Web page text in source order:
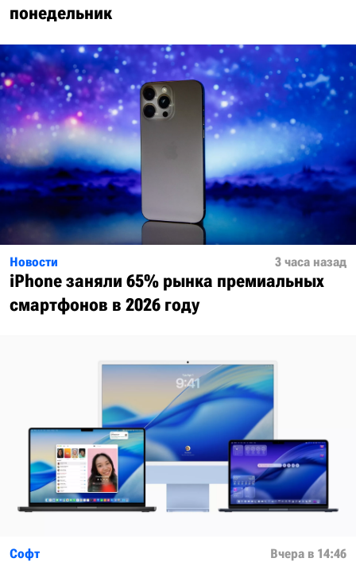
понедельник
Новости 3 часа назад
iPhone заняли 65% рынка премиальных
смартфонов в 2026 году
Софт Вчера в 14:46